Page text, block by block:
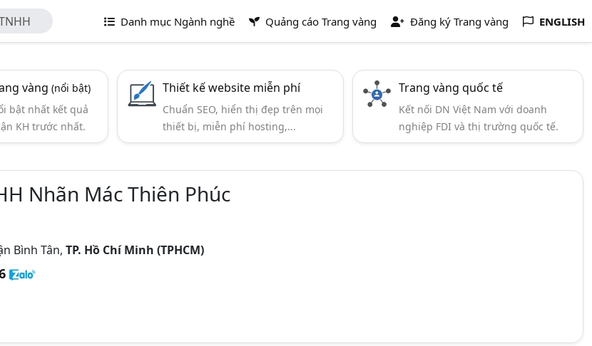
Danh mục Ngành nghề Quảng cáo Trang vàng Đăng ký Trang vàng ENGLISH
vàng(nổi bật)
bật nhất kết quả
KH trước nhất.
Thiết kế website miễn phí
Chuẩn SEO, hiển thị đẹp trên mọi
thiết bị, miễn phí hosting,...
Trang vàng quốc tế
Kết nối DN Việt Nam với doanh
nghiệp FDI và thị trường quốc tế.
Nhãn Mác Thiên Phúc
Bình Tân, TP. Hồ Chí Minh (TPHCM)